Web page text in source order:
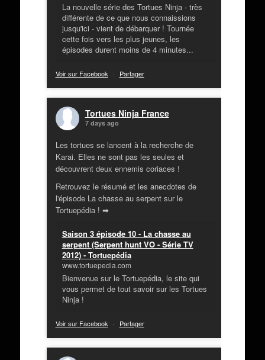
La nouvelle série des Tortues Ninja - très
différente de ce que nous connaissions
jusqu'ici - vient de débarquer ! Tournée
cette fois vers les plus jeunes, les
épisodes durent moins de 4 minutes...
Voir sur Facebook · Partager
Tortues Ninja France
7 days ago
Les tortues se lancent à la recherche de
Karai. Elles ne sont pas les seules et
découvrent deux ennemis coriaces !
Retrouvez le résumé et les anecdotes de
l'épisode La chasse au serpent sur le
Tortuepédia ! ➡
Saison 3 épisode 10 - La chasse au
serpent (Serpent hunt VO - Série TV
2012) - Tortuepédia
www.tortuepedia.com
Bienvenue sur le Tortuepédia, le site qui
vous permet de tout savoir sur les Tortues
Ninja !
Voir sur Facebook · Partager